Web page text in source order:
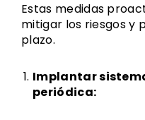
Estas medidas
mitigar los riesgos y
plazo.
Implantar
periódica: